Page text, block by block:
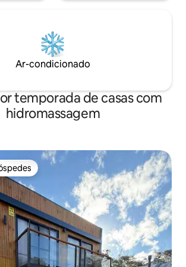
Ar-condicionado
temporada de casas com
hidromassagem